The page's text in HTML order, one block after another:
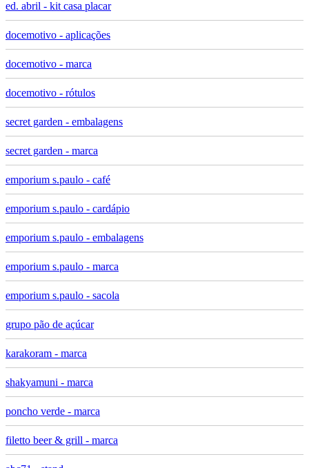
ed. abril - kit casa placar
docemotivo - aplicações
docemotivo - marca
docemotivo - rótulos
secret garden - embalagens
secret garden - marca
emporium s.paulo - café
emporium s.paulo - cardápio
emporium s.paulo - embalagens
emporium s.paulo - marca
emporium s.paulo - sacola
grupo pão de açúcar
karakoram - marca
shakyamuni - marca
poncho verde - marca
filetto beer & grill - marca